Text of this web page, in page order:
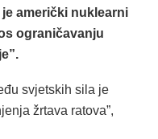
je američki nuklearni
ograničavanju
svjetskih sila je
žrtava ratova”,